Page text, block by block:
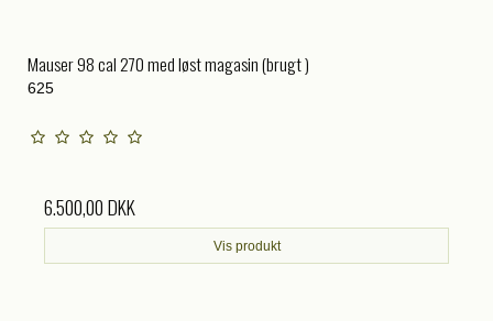
Mauser 98 cal 270 med løst magasin (brugt )
625
6.500,00 DKK
Vis produkt